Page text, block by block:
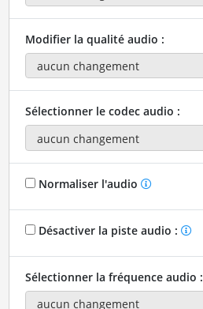
Modifier la qualité audio :
Sélectionner le codec audio :
Normaliser l'audio
Désactiver la piste audio :
Sélectionner la fréquence audio :